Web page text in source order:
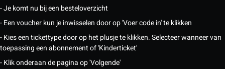
- Je komt nu bij een besteloverzicht
- Een voucher kun je inwisselen door op 'Voer code in' te klikken
- Kies een tickettype door op het plusje te klikken. Selecteer wanneer van
toepassing een abonnement of 'Kinderticket'
- Klik onderaan de pagina op 'Volgende'